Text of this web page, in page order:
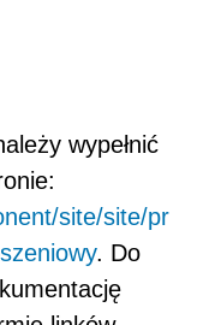
wypełnić
site/site/pr
. Do